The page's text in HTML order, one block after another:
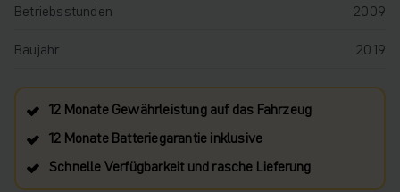
Betriebsstunden
2009
Baujahr
2019
12 Monate Gewährleistung auf das Fahrzeug
12 Monate Batteriegarantie inklusive
Schnelle Verfügbarkeit und rasche Lieferung